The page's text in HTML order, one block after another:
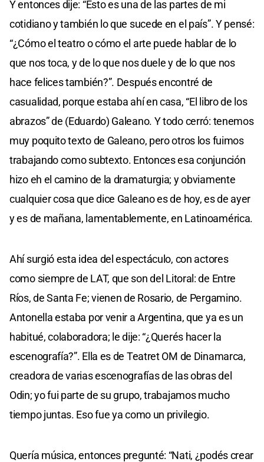
Y entonces dije: “Esto es una de las partes de mi
cotidiano y también lo que sucede en el país”. Y pensé:
“¿Cómo el teatro o cómo el arte puede hablar de lo
que nos toca, y de lo que nos duele y de lo que nos
hace felices también?”. Después encontré de
casualidad, porque estaba ahí en casa, “El libro de los
abrazos” de (Eduardo) Galeano. Y todo cerró: tenemos
muy poquito texto de Galeano, pero otros los fuimos
trabajando como subtexto. Entonces esa conjunción
hizo eh el camino de la dramaturgia; y obviamente
cualquier cosa que dice Galeano es de hoy, es de ayer
y es de mañana, lamentablemente, en Latinoamérica.
Ahí surgió esta idea del espectáculo, con actores
como siempre de LAT, que son del Litoral: de Entre
Ríos, de Santa Fe; vienen de Rosario, de Pergamino.
Antonella estaba por venir a Argentina, que ya es un
habitué, colaboradora; le dije: “¿Querés hacer la
escenografía?”. Ella es de Teatret OM de Dinamarca,
creadora de varias escenografías de las obras del
Odin; yo fui parte de su grupo, trabajamos mucho
tiempo juntas. Eso fue ya como un privilegio.
Quería música, entonces pregunté: “Nati, ¿podés crear